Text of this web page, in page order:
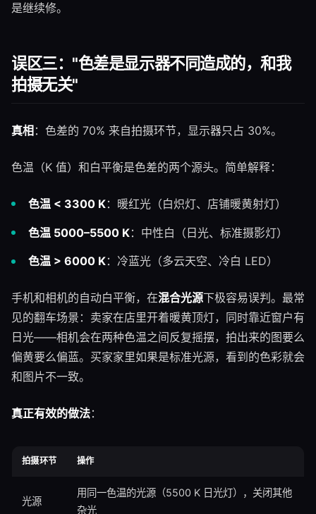
是继续修。
误区三："色差是显示器不同造成的，和我
拍摄无关"
真相：色差的 70% 来自拍摄环节，显示器只占 30%。
色温（K 值）和白平衡是色差的两个源头。简单解释：
色温 < 3300 K：暖红光（白炽灯、店铺暖黄射灯）
色温 5000–5500 K：中性白（日光、标准摄影灯）
色温 > 6000 K：冷蓝光（多云天空、冷白 LED）
手机和相机的自动白平衡，在混合光源下极容易误判。最常
见的翻车场景：卖家在店里开着暖黄顶灯，同时靠近窗户有
日光——相机会在两种色温之间反复摇摆，拍出来的图要么
偏黄要么偏蓝。买家家里如果是标准光源，看到的色彩就会
和图片不一致。
真正有效的做法：
拍摄环节 操作
光源
用同一色温的光源（5500 K 日光灯），关闭其他
杂光